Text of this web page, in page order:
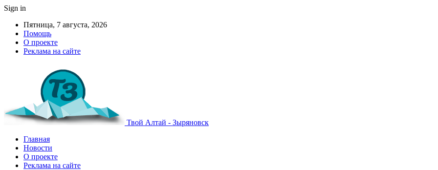
Sign in
Пятница, 7 августа, 2026
Помощь
О проекте
Реклама на сайте
Твой Алтай - Зыряновск
Главная
Новости
О проекте
Реклама на сайте